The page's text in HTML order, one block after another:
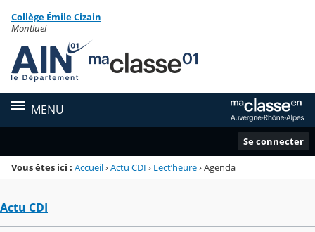
Menu de la rubrique
Contenu
Collège Émile Cizain
Montluel
MENU
Se connecter
Vous êtes ici : Accueil›Actu CDI › Lect’heure›Agenda
Actu CDI